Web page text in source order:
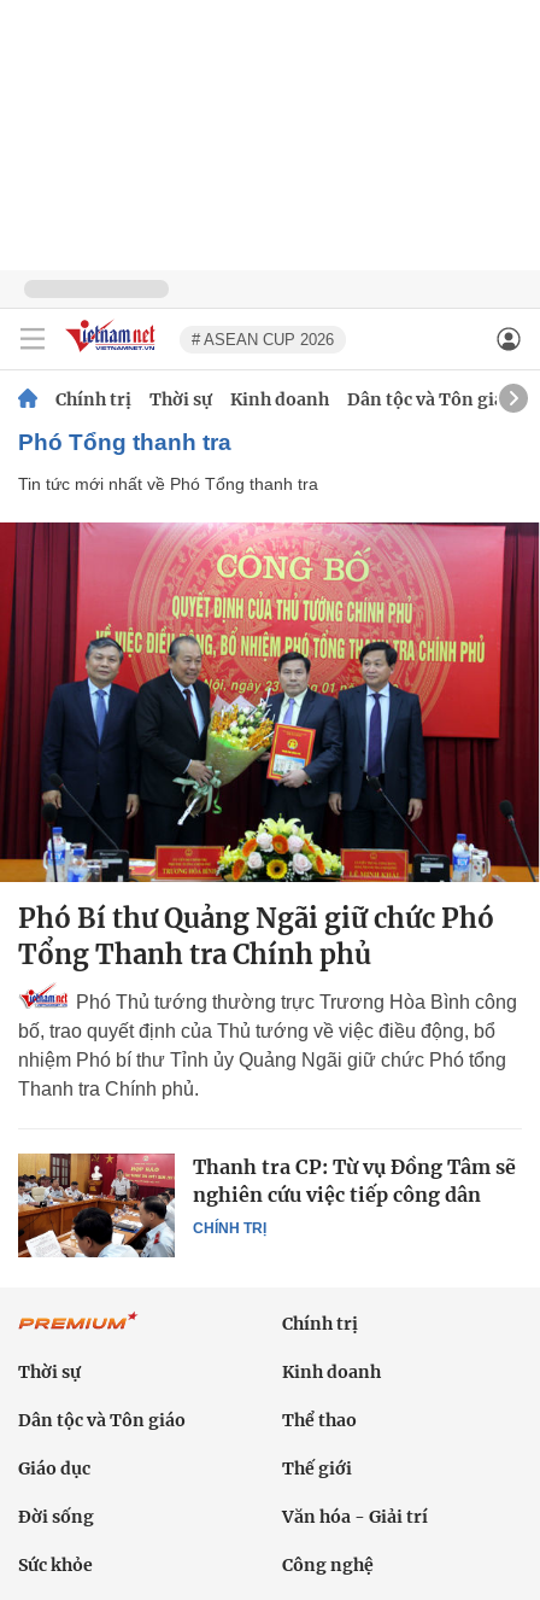
# ASEAN CUP 2026
Chính trị Thời sự Kinh doanh Dân tộc và Tôn giáo
Phó Tổng thanh tra
Tin tức mới nhất về Phó Tổng thanh tra
Phó Bí thư Quảng Ngãi giữ chức Phó
Tổng Thanh tra Chính phủ
Phó Thủ tướng thường trực Trương Hòa Bình công
bố, trao quyết định của Thủ tướng về việc điều động, bổ
nhiệm Phó bí thư Tỉnh ủy Quảng Ngãi giữ chức Phó tổng
Thanh tra Chính phủ.
CHÍNH TRỊ
Thanh tra CP: Từ vụ Đồng Tâm sẽ
nghiên cứu việc tiếp công dân
Chính trị
Thời sự Kinh doanh
Dân tộc và Tôn giáo Thể thao
Giáo dục Thế giới
Đời sống Văn hóa - Giải trí
Sức khỏe Công nghệ